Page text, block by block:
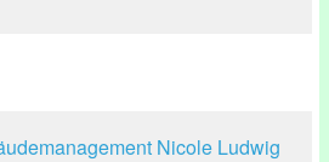
Nicole Ludwig